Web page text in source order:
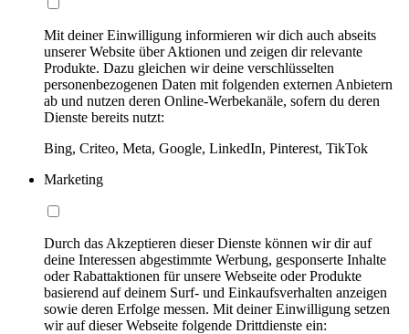
Mit deiner Einwilligung informieren wir dich auch abseits
unserer Website über Aktionen und zeigen dir relevante
Produkte. Dazu gleichen wir deine verschlüsselten
personenbezogenen Daten mit folgenden externen Anbietern
ab und nutzen deren Online-Werbekanäle, sofern du deren
Dienste bereits nutzt:
Bing, Criteo, Meta, Google, LinkedIn, Pinterest, TikTok
Marketing
Durch das Akzeptieren dieser Dienste können wir dir auf
deine Interessen abgestimmte Werbung, gesponserte Inhalte
oder Rabattaktionen für unsere Webseite oder Produkte
basierend auf deinem Surf- und Einkaufsverhalten anzeigen
sowie deren Erfolge messen. Mit deiner Einwilligung setzen
wir auf dieser Webseite folgende Drittdienste ein: